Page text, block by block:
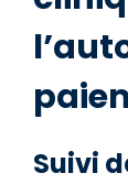
Suivi